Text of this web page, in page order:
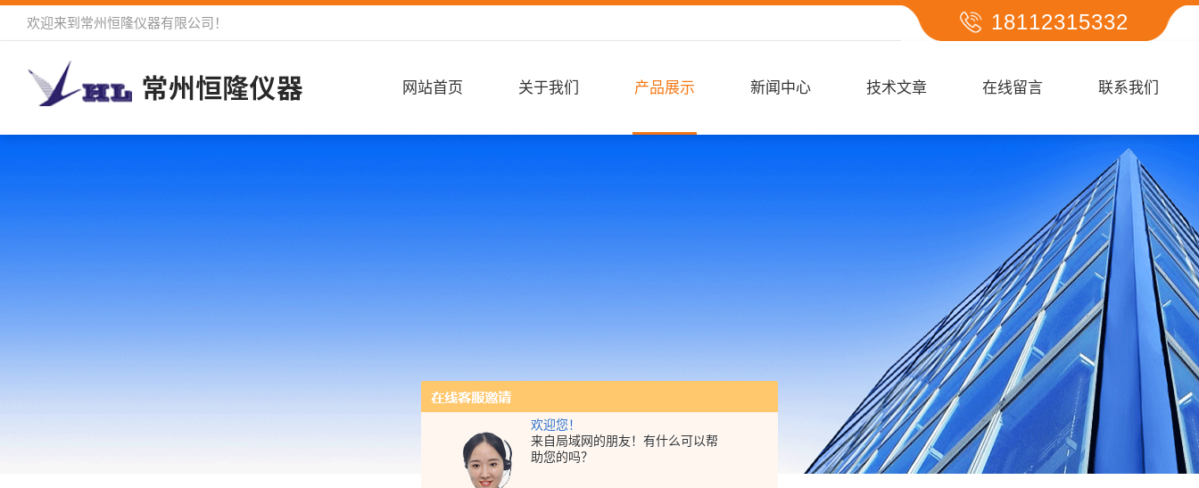
欢迎您！
来自局域网的朋友！有什么可以帮
助您的吗？
欢迎来到 常州恒隆仪器有限公司 ！ 18112315332
网站首页 关于我们 产品展示 新闻中心 技术文章 在线留言 联系我们